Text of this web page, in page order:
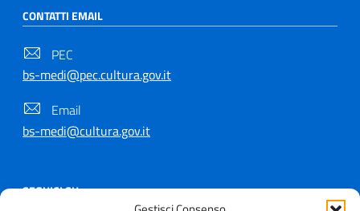
CONTATTI EMAIL
PEC
bs-medi@pec.cultura.gov.it
Email
bs-medi@cultura.gov.it
SEGUICI SU